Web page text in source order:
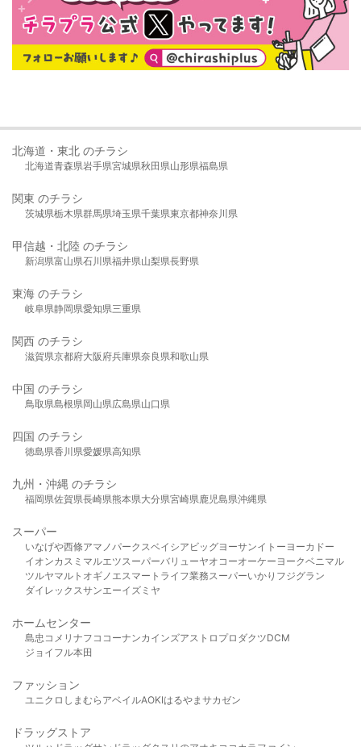
北海道・東北 のチラシ
北海道青森県岩手県宮城県秋田県山形県福島県
関東 のチラシ
茨城県栃木県群馬県埼玉県千葉県東京都神奈川県
甲信越・北陸 のチラシ
新潟県富山県石川県福井県山梨県長野県
東海 のチラシ
岐阜県静岡県愛知県三重県
関西 のチラシ
滋賀県京都府大阪府兵庫県奈良県和歌山県
中国 のチラシ
鳥取県島根県岡山県広島県山口県
四国 のチラシ
徳島県香川県愛媛県高知県
九州・沖縄 のチラシ
福岡県佐賀県長崎県熊本県大分県宮崎県鹿児島県沖縄県
スーパー
いなげや西條アマノパークスベイシア ビッグヨーサンイトーヨーカドー
イオンカスミ マルエツスーパーバリューヤオコーオーケー ヨークベニマル
ツルヤマルト オギノ エスマート ライフ業務スーパーいかり フジグラン
ダイレックスサンエーイズミヤ
ホームセンター
島忠 コメリ ナフコ コーナンカインズアストロプロダクツDCM
ジョイフル本田
ファッション
ユニクロ しまむら アベイルAOKIはるやま サカゼン
ドラッグストア